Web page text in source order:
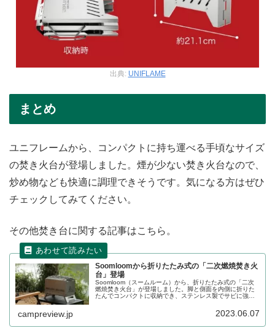
出典: UNIFLAME
まとめ
ユニフレームから、コンパクトに持ち運べる手頃なサイズ
の焚き火台が登場しました。煙が少ない焚き火台なので、
炒め物なども快適に調理できそうです。気になる方はぜひ
チェックしてみてください。
その他焚き台に関する記事はこちら。
Soomloomから折りたたみ式の「二次燃焼焚き火
台」登場
Soomloom（スームルーム）から、折りたたみ式の「二次
燃焼焚き火台」が登場しました。脚と側面を内側に折りた
たんでコンパクトに収納でき、ステンレス製でサビに強
campreview.jp 2023.06.07